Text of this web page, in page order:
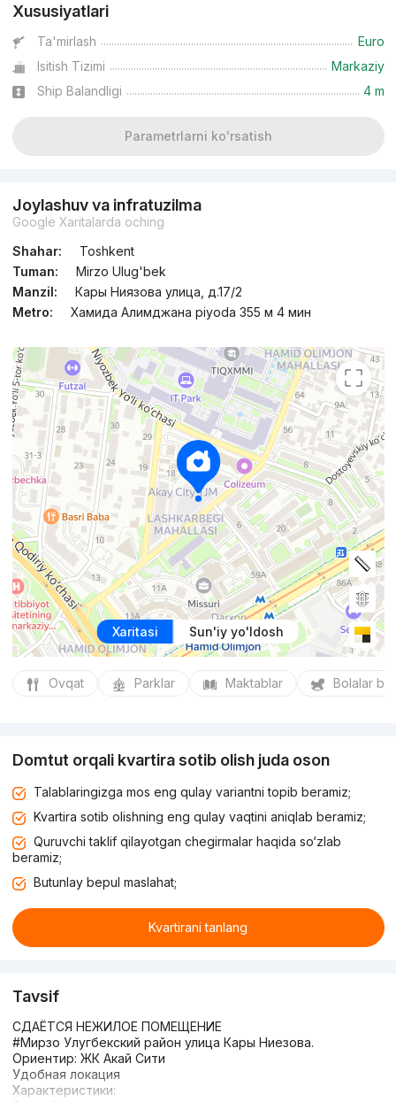
Xususiyatlari
Ta'mirlash
Euro
Isitish Tizimi
Markaziy
Ship Balandligi
4 m
Parametrlarni ko'rsatish
Joylashuv va infratuzilma
Google Xaritalarda oching
Shahar:
Toshkent
Tuman:
Mirzo Ulug'bek
Manzil:
Кары Ниязова улица, д.17/2
Metro:
Хамида Алимджана piyoda 355 м 4 мин
Xaritasi Sun'iy yo'ldosh
Ovqat Parklar Maktablar Bolalar
Domtut orqali kvartira sotib olish juda oson
Talablaringizga mos eng qulay variantni topib beramiz;
Kvartira sotib olishning eng qulay vaqtini aniqlab beramiz;
Quruvchi taklif qilayotgan chegirmalar haqida so‘zlab
beramiz;
Butunlay bepul maslahat;
Kvartirani tanlang
Tavsif
СДАЁТСЯ НЕЖИЛОЕ ПОМЕЩЕНИЕ
#Мирзо Улугбекский район улица Кары Ниезова.
Ориентир: ЖК Акай Сити
Удобная локация
Характеристики: